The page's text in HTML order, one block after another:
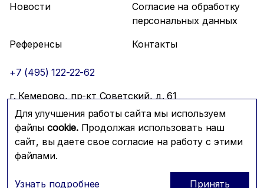
Для улучшения работы сайта мы используем
файлы cookie.Продолжая использовать наш
сайт, вы даете свое согласие на работу с этими
файлами.
Узнать подробнее Принять
Новости
Согласие на обработку
персональных данных
Референсы
Контакты
+7 (495) 122-22-62
г. Кемерово, пр-кт Советский, д. 61
info@mfmc.ru
Связаться с нами
© 2026 Компания МФМК Prominado